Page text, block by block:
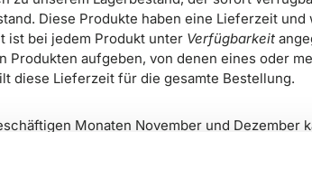
Diese Produkte haben eine Lieferzeit
ist bei jedem Produkt unter Verfügbarkeit
Produkten aufgeben, von denen eines oder
diese Lieferzeit für die gesamte Bestellung.
Monaten November und Dezember